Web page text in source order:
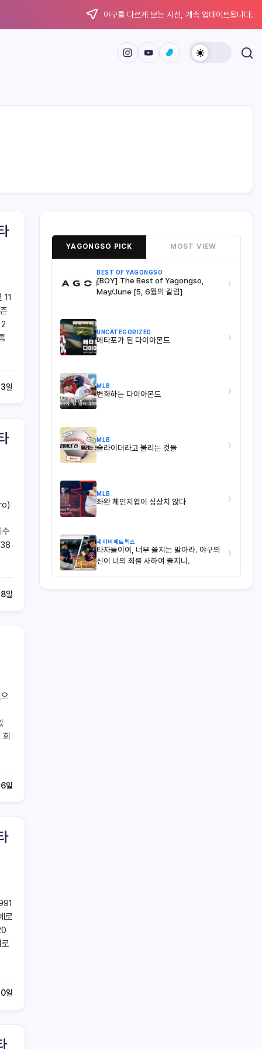
야구를 다르게 보는 시선, 계속 업데이트됩니다.
일
일
일
로
일
YAGONGSO PICK MOST VIEW
BEST OF YAGONGSO
[BOY] The Best of Yagongso,
May/June [5, 6월의 칼럼]
›
UNCATEGORIZED
메타포가 된 다이아몬드 ›
MLB
변화하는 다이아몬드 ›
MLB
슬라이더라고 불리는 것들 ›
MLB
좌완 체인지업이 심상치 않다 ›
세이버메트릭스
타자들이여, 너무 쫄지는 말아라. 야구의
신이 너의 죄를 사하여 줄지니.
›